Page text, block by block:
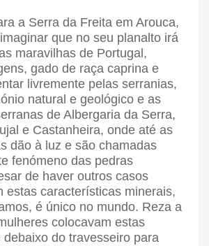
a Serra da Freita em Arouca,
que no seu planalto irá
maravilhas de Portugal,
gado de raça caprina e
livremente pelas serranias,
natural e geológico e as
de Albergaria da Serra,
e Castanheira, onde até as
dão à luz e são chamadas
fenómeno das pedras
de haver outros casos
estas características minerais,
é único no mundo. Reza a
colocavam estas
debaixo do travesseiro para